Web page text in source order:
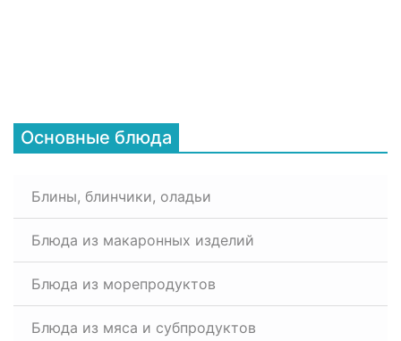
Основные блюда
Блины, блинчики, оладьи
Блюда из макаронных изделий
Блюда из морепродуктов
Блюда из мяса и субпродуктов